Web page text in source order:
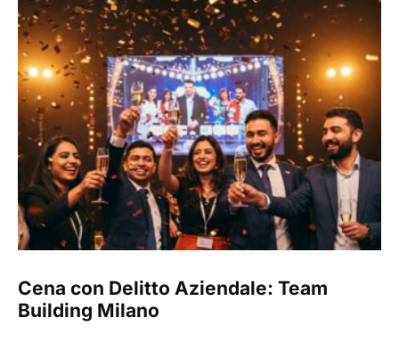
Cena con Delitto Aziendale: Team
Building Milano